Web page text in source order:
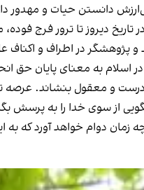
دانستن حیات و مهدور
دیروز تا ترور فرج
پژوهشگر در اطراف و اکناف
در اسلام به معنای
درست و معقول بنشاند.
از سوی خدا را به پرسش
دوام خواهد آورد که به